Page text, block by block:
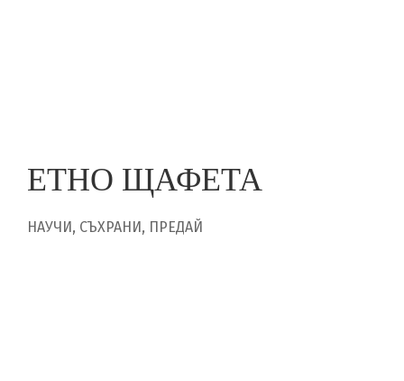
ЕТНО ЩАФЕТА
НАУЧИ, СЪХРАНИ, ПРЕДАЙ